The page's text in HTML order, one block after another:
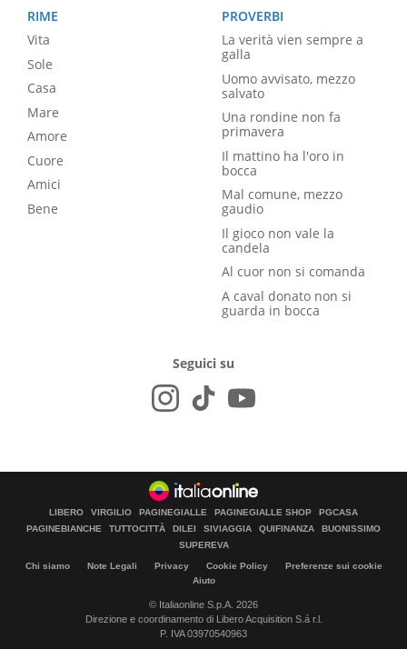
RIME
Vita
Sole
Casa
Mare
Amore
Cuore
Amici
Bene
PROVERBI
La verità vien sempre a
galla
Uomo avvisato, mezzo
salvato
Una rondine non fa
primavera
Il mattino ha l'oro in
bocca
Mal comune, mezzo
gaudio
Il gioco non vale la
candela
Al cuor non si comanda
A caval donato non si
guarda in bocca
Seguici su
LIBERO VIRGILIO PAGINEGIALLE PAGINEGIALLE SHOP
PGCASA
PAGINEBIANCHE
TUTTOCITTÀ DILEI SIVIAGGIA QUIFINANZA
BUONISSIMO
SUPEREVA
Chi siamo Note Legali Privacy Cookie Policy
Preferenze sui cookie
Aiuto
© Italiaonline S.p.A. 2026
Direzione e coordinamento di Libero Acquisition S.á r.l.
P. IVA 03970540963